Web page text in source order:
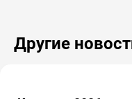
Другие